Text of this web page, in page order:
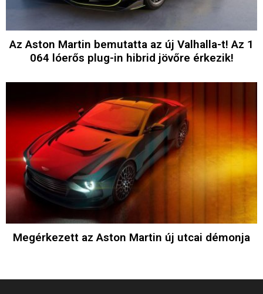
Az Aston Martin bemutatta az új Valhalla-t! Az 1
064 lóerős plug-in hibrid jövőre érkezik!
Megérkezett az Aston Martin új utcai démonja